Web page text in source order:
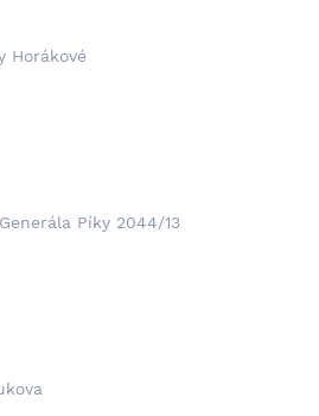
Horákové
Píky 2044/13